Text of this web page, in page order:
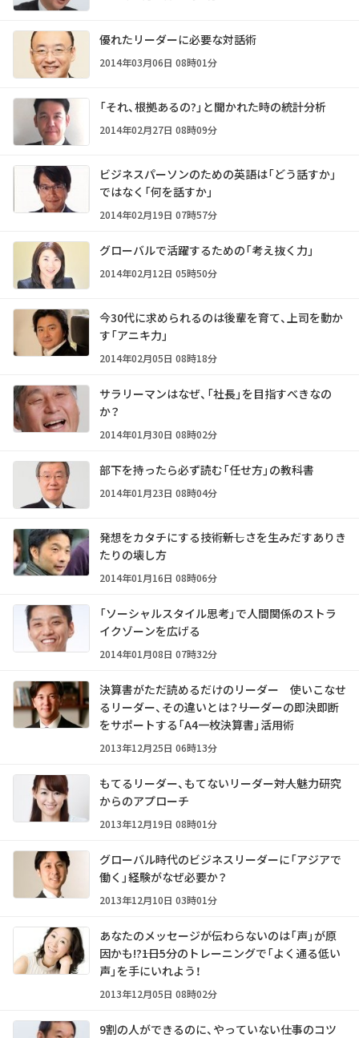
優れたリーダーに必要な対話術
2014年03月06日 08時01分
「それ、根拠あるの?」と聞かれた時の統計分析
2014年02月27日 08時09分
ビジネスパーソンのための英語は「どう話すか」
ではなく「何を話すか」
2014年02月19日 07時57分
グローバルで活躍するための「考え抜く力」
2014年02月12日 05時50分
今30代に求められるのは後輩を育て、上司を動か
す「アニキ力」
2014年02月05日 08時18分
サラリーマンはなぜ、「社長」を目指すべきなの
か？
2014年01月30日 08時02分
部下を持ったら必ず読む「任せ方」の教科書
2014年01月23日 08時04分
発想をカタチにする技術――新しさを生みだすありき
たりの壊し方
2014年01月16日 08時06分
「ソーシャルスタイル思考」で人間関係のストラ
イクゾーンを広げる
2014年01月08日 07時32分
決算書がただ読めるだけのリーダー 使いこなせ
るリーダー、その違いとは？――リーダーの即決即断
をサポートする「A4一枚決算書」活用術
2013年12月25日 06時13分
もてるリーダー、もてないリーダー――対人魅力研究
からのアプローチ
2013年12月19日 08時01分
グローバル時代のビジネスリーダーに「アジアで
働く」経験がなぜ必要か？
2013年12月10日 03時01分
あなたのメッセージが伝わらないのは「声」が原
因かも!?――1日5分のトレーニングで「よく通る低い
声」を手にいれよう！
2013年12月05日 08時02分
9割の人ができるのに、やっていない仕事のコツ